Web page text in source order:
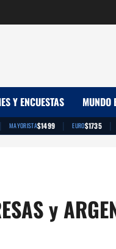
Y ENCUESTAS MUNDO
| MAYORISTA$1499 | EURO$1735 |
y